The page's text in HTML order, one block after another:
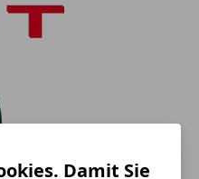
Damit Sie